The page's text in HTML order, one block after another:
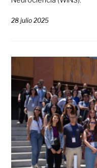
28 julio 2025